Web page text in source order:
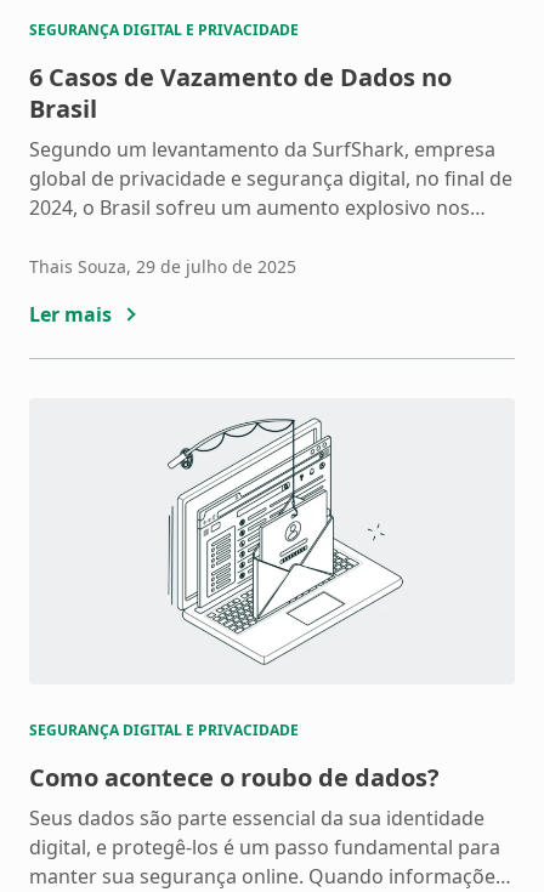
SEGURANÇA DIGITAL E PRIVACIDADE
6 Casos de Vazamento de Dados no
Brasil
Segundo um levantamento da SurfShark, empresa
global de privacidade e segurança digital, no final de
2024, o Brasil sofreu um aumento explosivo nos
contas comprometidas. Esses números só reforçam
importante. Vamos entender como esses
vazamentos acontecem, quais foram os […]
Thais Souza, 29 de julho de 2025
Ler mais
SEGURANÇA DIGITAL E PRIVACIDADE
Como acontece o roubo de dados?
Seus dados são parte essencial da sua identidade
digital, e protegê-los é um passo fundamental para
manter sua segurança online. Quando informações